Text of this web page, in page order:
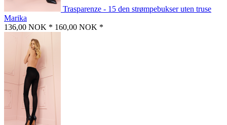
Trasparenze - 15 den strømpebukser uten truse
Marika
136,00 NOK * 160,00 NOK *